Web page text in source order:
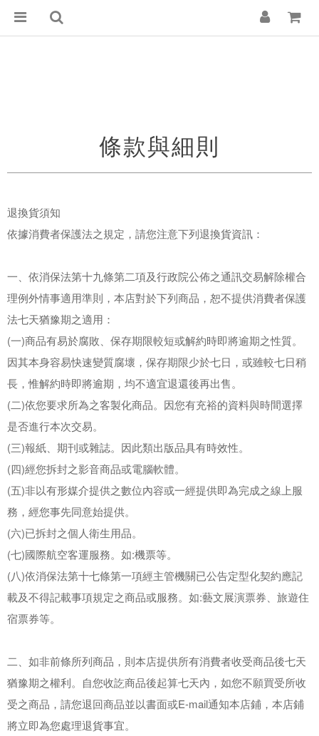
條款與細則
退換貨須知
依據消費者保護法之規定，請您注意下列退換貨資訊：
一、依消保法第十九條第二項及行政院公佈之通訊交易解除權合
理例外情事適用準則，本店對於下列商品，恕不提供消費者保護
法七天猶豫期之適用：
(一)商品有易於腐敗、保存期限較短或解約時即將逾期之性質。
因其本身容易快速變質腐壞，保存期限少於七日，或雖較七日稍
長，惟解約時即將逾期，均不適宜退還後再出售。
(二)依您要求所為之客製化商品。因您有充裕的資料與時間選擇
是否進行本次交易。
(三)報紙、期刊或雜誌。因此類出版品具有時效性。
(四)經您拆封之影音商品或電腦軟體。
(五)非以有形媒介提供之數位內容或一經提供即為完成之線上服
務，經您事先同意始提供。
(六)已拆封之個人衛生用品。
(七)國際航空客運服務。如:機票等。
(八)依消保法第十七條第一項經主管機關已公告定型化契約應記
載及不得記載事項規定之商品或服務。如:藝文展演票券、旅遊住
宿票券等。
二、如非前條所列商品，則本店提供所有消費者收受商品後七天
猶豫期之權利。自您收訖商品後起算七天內，如您不願買受所收
受之商品，請您退回商品並以書面或E-mail通知本店鋪，本店鋪
將立即為您處理退貨事宜。